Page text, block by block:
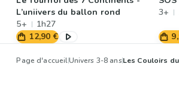
L’uniivers du ballon rond
5+
1h27
12,90 €
3+
Page d'accueilUnivers 3-8 ansLes Couloirs